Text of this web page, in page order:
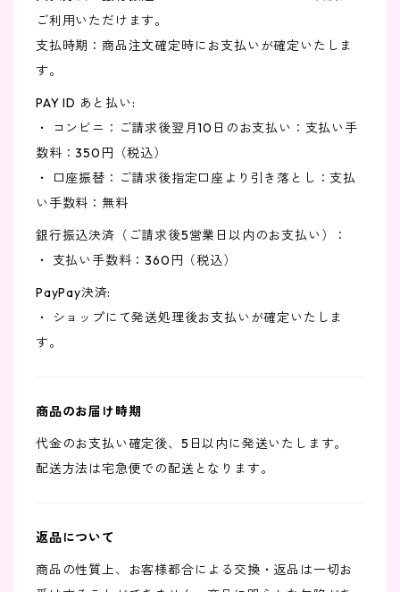
ご利用いただけます。
支払時期：商品注文確定時にお支払いが確定いたしま
す。
PAY ID あと払い:
・ コンビニ：ご請求後翌月10日のお支払い：支払い手
数料：350円（税込）
・ 口座振替：ご請求後指定口座より引き落とし：支払
い手数料：無料
銀行振込決済（ご請求後5営業日以内のお支払い）：
・ 支払い手数料：360円（税込）
PayPay決済:
・ ショップにて発送処理後お支払いが確定いたしま
す。
商品のお届け時期
代金のお支払い確定後、5日以内に発送いたします。
配送方法は宅急便での配送となります。
返品について
商品の性質上、お客様都合による交換・返品は一切お